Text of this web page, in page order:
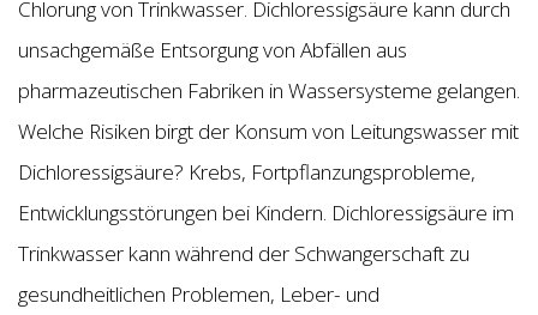
Chlorung von Trinkwasser. Dichloressigsäure kann durch
unsachgemäße Entsorgung von Abfällen aus
pharmazeutischen Fabriken in Wassersysteme gelangen.
Welche Risiken birgt der Konsum von Leitungswasser mit
Dichloressigsäure? Krebs, Fortpflanzungsprobleme,
Entwicklungsstörungen bei Kindern. Dichloressigsäure im
Trinkwasser kann während der Schwangerschaft zu
gesundheitlichen Problemen, Leber- und